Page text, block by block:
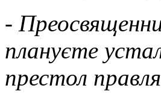
-
плануєте
престол